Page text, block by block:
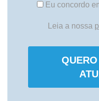
Eu concordo
Leia a nossa